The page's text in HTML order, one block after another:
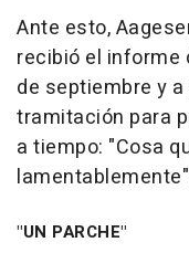
Ante esto,
recibió el informe
de septiembre y
tramitación para
a tiempo: "Cosa
"UN PARCHE"